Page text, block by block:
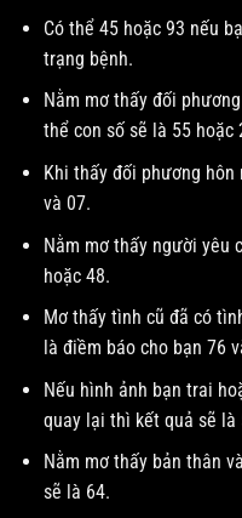
Có thể 45 hoặc 93 nếu
trạng bệnh.
Nằm mơ thấy đối
thể con số sẽ là 55 hoặc
Khi thấy đối phương
và 07.
Nằm mơ thấy người yêu
hoặc 48.
Mơ thấy tình cũ đã có
là điềm báo cho bạn 76
Nếu hình ảnh bạn trai
quay lại thì kết quả sẽ là
Nằm mơ thấy bản thân
sẽ là 64.